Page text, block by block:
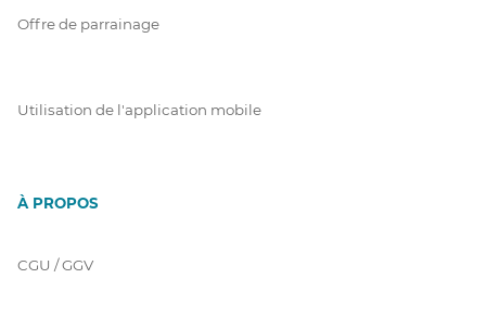
Offre de parrainage
Utilisation de l'application mobile
À PROPOS
CGU / GGV